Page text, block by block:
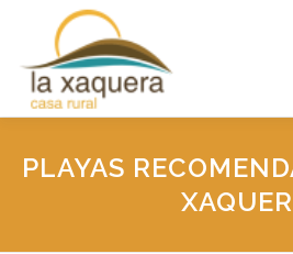
contenido
INICIO LA CASA
PLAYAS